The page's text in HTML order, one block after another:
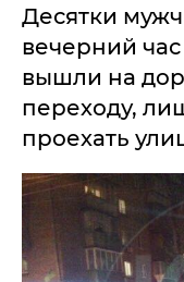
Десятки
вечерний
вышли на
переходу,
проехать